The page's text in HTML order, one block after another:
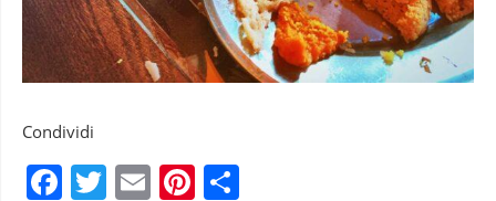
Condividi
Facebook
Twitter
EmailPinterest